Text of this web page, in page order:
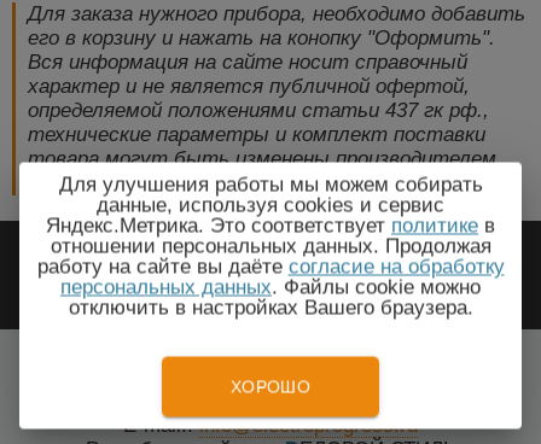
Для заказа нужного прибора, необходимо добавить
его в корзину и нажать на конопку "Оформить".
Вся информация на сайте носит справочный
характер и не является публичной офертой,
определяемой положениями статьи 437 гк рф.,
технические параметры и комплект поставки
товара могут быть изменены производителем
без предварительного уведомления!
2009-2026 © ЭлектроПрогресс -
Электротехническое оборудование
Керчь, КрымВсе города
Тел.: +7(499) 648-87-27
E-mail.:info@electroprogress.ru
Для улучшения работы мы можем собирать
данные, используя cookies и сервис
Яндекс.Метрика. Это соответствует политике в
отношении персональных данных. Продолжая
работу на сайте вы даёте согласие на обработку
персональных данных. Файлы cookie можно
отключить в настройках Вашего браузера.
ХОРОШО